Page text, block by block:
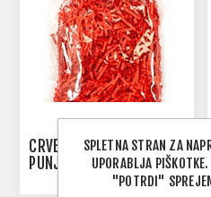
CRVENO PAPIRNATO
PUNJENJE ZA
SPLETNA STRAN ZA
UPORABLJA
"POTRDI"